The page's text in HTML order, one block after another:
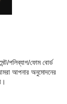
পলিব্যাগ/ফোম বোর্ড
আমরা আপনার অনুমোদনের